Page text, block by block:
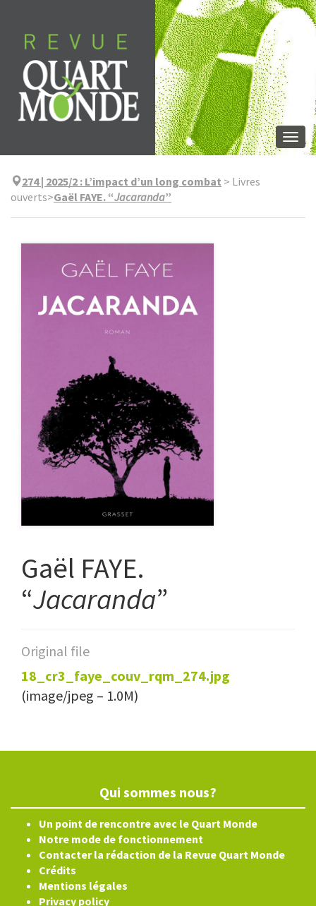
content
274 | 2025/2 : L’impact d’un long combat > Livres
ouverts>Gaël FAYE. “Jacaranda”
Gaël FAYE.
“Jacaranda”
Original file
18_cr3_faye_couv_rqm_274.jpg
(image/jpeg – 1.0M)
Qui sommes nous?
Un point de rencontre avec le Quart Monde
Notre mode de fonctionnement
Contacter la rédaction de la Revue Quart Monde
Crédits
Mentions légales
Privacy policy